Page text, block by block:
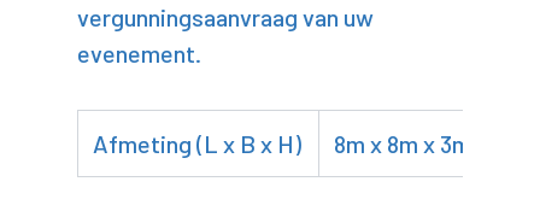
vergunningsaanvraag van uw
evenement.
Afmeting (L x B x H) 8m x 8m x 3m